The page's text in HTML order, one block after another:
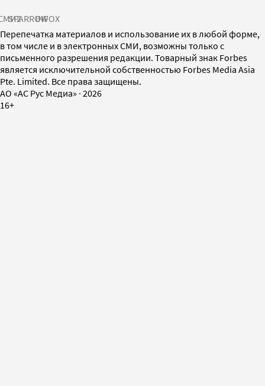
SPARROWINFOX
Перепечатка материалов и использование их в любой форме,
в том числе и в электронных СМИ, возможны только с
письменного разрешения редакции. Товарный знак Forbes
является исключительной собственностью Forbes Media Asia
Pte. Limited. Все права защищены.
AO «АС Рус Медиа» · 2026
16+